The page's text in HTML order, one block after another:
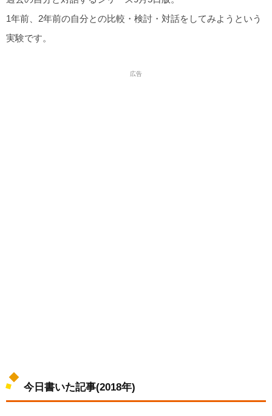
1年前、2年前の自分との比較・検討・対話をしてみようという
実験です。
広告
今日書いた記事(2018年)